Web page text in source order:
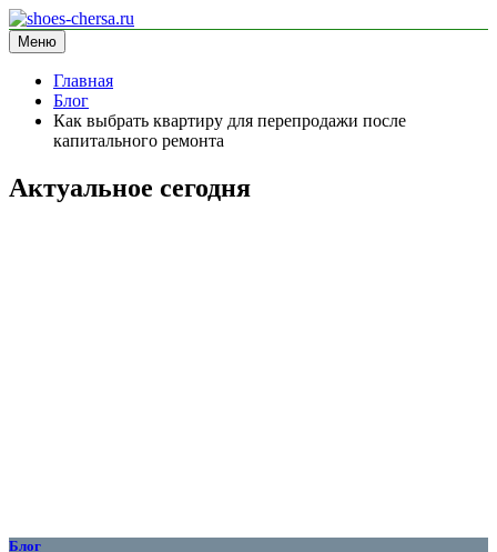
Перейти
к
содержимому
shoes-chersa.ru
информационный сайт
Меню
Главная
Блог
Как выбрать квартиру для перепродажи после
капитального ремонта
Актуальное сегодня
Блог